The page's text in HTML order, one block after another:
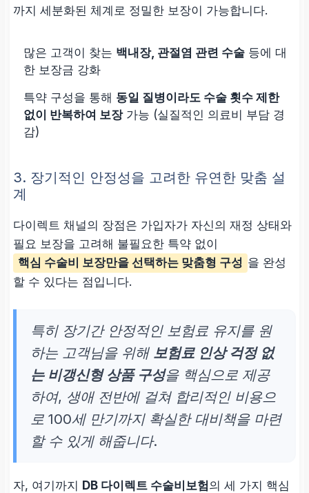
까지 세분화된 체계 로 정밀한 보장이 가능합니다.
많은 고객이 찾는 백내장, 관절염 관련 수술 등에 대
한 보장금 강화
특약 구성을 통해 동일 질병이라도 수술 횟수 제한
없이 반복하여 보장가능 (실질적인 의료비 부담 경
감)
3. 장기적인 안정성을 고려한 유연한 맞춤 설
계
다이렉트 채널의 장점은 가입자가 자신의 재정 상태와
필요 보장을 고려해 불필요한 특약 없이
핵심 수술비 보장만을 선택하는 맞춤형 구성 을 완성
할 수 있다는 점입니다.
특히 장기간 안정적인 보험료 유지를 원
하는 고객님을 위해 보험료 인상 걱정 없
는 비갱신형 상품 구성을 핵심으로 제공
하여, 생애 전반에 걸쳐 합리적인 비용으
로 100세 만기까지 확실한 대비책을 마련
할 수 있게 해줍니다.
자, 여기까지 DB 다이렉트 수술비보험의 세 가지 핵심